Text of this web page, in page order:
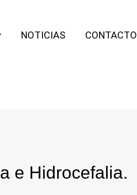
NOTICIAS CONTACTO
e Hidrocefalia.